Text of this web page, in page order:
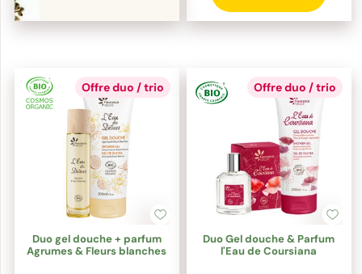
Offre duo / trio
Duo gel douche + parfum
Agrumes & Fleurs blanches
Offre duo / trio
Duo Gel douche & Parfum
l'Eau de Coursiana